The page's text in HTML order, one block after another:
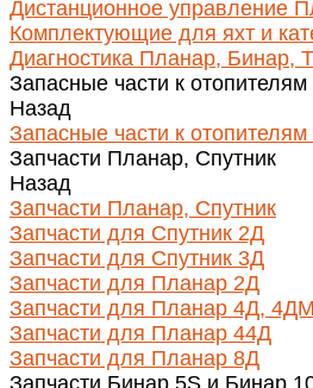
Дистанционное управление
Комплектующие для яхт и
Диагностика Планар, Бинар,
Запасные части к
Назад
Запасные части к
Запчасти Планар, Спутник
Назад
Запчасти Планар, Спутник
Запчасти для Спутник 2Д
Запчасти для Спутник 3Д
Запчасти для Планар 2Д
Запчасти для Планар 4Д,
Запчасти для Планар 44Д
Запчасти для Планар 8Д
Запчасти Бинар 5S и Бинар